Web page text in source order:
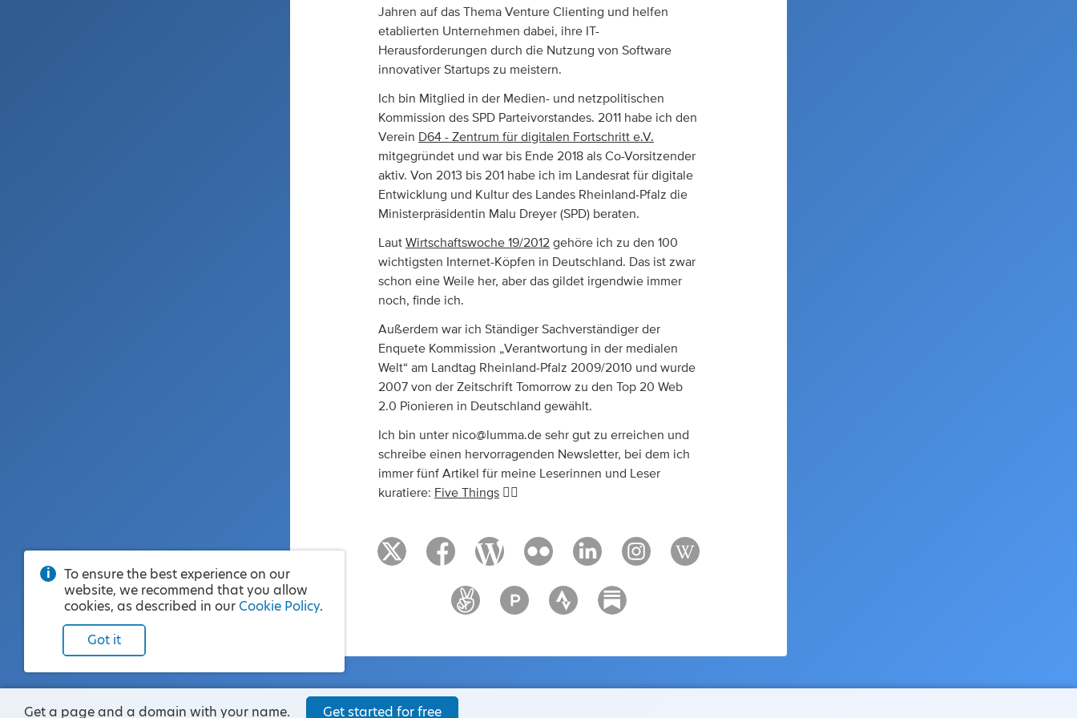
Jahren auf das Thema Venture Clienting und helfen
etablierten Unternehmen dabei, ihre IT-
Herausforderungen durch die Nutzung von Software
innovativer Startups zu meistern.
Ich bin Mitglied in der Medien- und netzpolitischen
Kommission des SPD Parteivorstandes. 2011 habe ich den
Verein D64 - Zentrum für digitalen Fortschritt e.V.
mitgegründet und war bis Ende 2018 als Co-Vorsitzender
aktiv. Von 2013 bis 201 habe ich im Landesrat für digitale
Entwicklung und Kultur des Landes Rheinland-Pfalz die
Ministerpräsidentin Malu Dreyer (SPD) beraten.
Laut Wirtschaftswoche 19/2012 gehöre ich zu den 100
wichtigsten Internet-Köpfen in Deutschland. Das ist zwar
schon eine Weile her, aber das gildet irgendwie immer
noch, finde ich.
Außerdem war ich Ständiger Sachverständiger der
Enquete Kommission „Verantwortung in der medialen
Welt“ am Landtag Rheinland-Pfalz 2009/2010 und wurde
2007 von der Zeitschrift Tomorrow zu den Top 20 Web
2.0 Pionieren in Deutschland gewählt.
Ich bin unter nico@lumma.de sehr gut zu erreichen und
schreibe einen hervorragenden Newsletter, bei dem ich
immer fünf Artikel für meine Leserinnen und Leser
kuratiere: Five Things ✌🏻
To ensure the best experience on our
website, we recommend that you allow
cookies, as described in our Cookie Policy.
Got it
Get a page and a domain with your name. Get started for free